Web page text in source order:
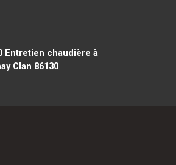
Entretien chaudière à
Clan 86130